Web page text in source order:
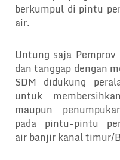
berkumpul di pintu
air.
Untung saja
dan tanggap dengan
SDM didukung
untuk
maupun
pada pintu-pintu
air banjir kanal timur/